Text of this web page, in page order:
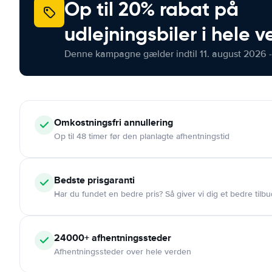
Op til 20% rabat på
udlejningsbiler i hele
Denne kampagne gælder indtil 11. august 2026
Omkostningsfri annullering
Op til 48 timer før den planlagte afhentningstid
Bedste prisgaranti
Har du fundet en bedre pris? Så giver vi dig et bedre
24000+afhentningssteder
Afhentningssteder over hele verden